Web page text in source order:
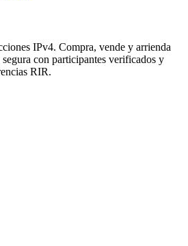
IPv4. Compra, vende y arrienda
con participantes verificados y
RIR.